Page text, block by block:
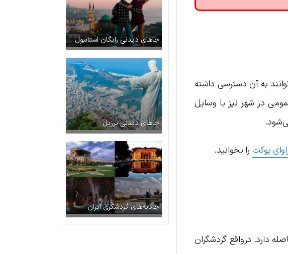
می‌توانند به آن دسترسی داشته
در شهر نیز با وسایل
پوکت را بخوانید.
بانکوک فاصله دارد. درواقع گردشگران
جاهای دیدنی رایگان استانبول
جاهای دیدنی برزیل
جاذبه‌های گردشگری ایران